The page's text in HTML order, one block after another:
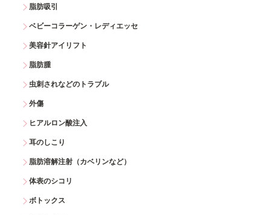
脂肪吸引
ベビーコラーゲン・レディエッセ
美容針アイリフト
脂肪腫
虫刺されなどのトラブル
外傷
ヒアルロン酸注入
耳のしこり
脂肪溶解注射（カベリンなど）
体表のシコリ
ボトックス